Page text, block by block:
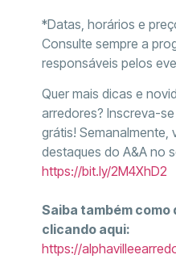
*Datas, horários e
Consulte sempre a
responsáveis pelos
Quer mais dicas e
arredores? Inscreva-
grátis! Semanalmente,
destaques do A&A no
https://bit.ly/2M4XhD2
Saiba também
clicando aqui:
https://